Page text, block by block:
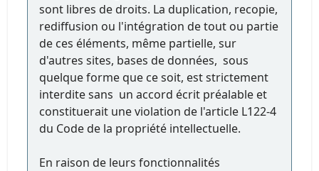
sont libres de droits. La duplication, recopie,
rediffusion ou l'intégration de tout ou partie
de ces éléments, même partielle, sur
d'autres sites, bases de données, sous
quelque forme que ce soit, est strictement
interdite sans un accord écrit préalable et
constituerait une violation de l'article L122-4
du Code de la propriété intellectuelle.
En raison de leurs fonctionnalités